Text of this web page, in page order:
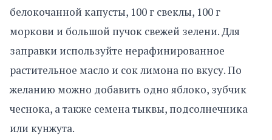
белокочанной капусты, 100 г свеклы, 100 г
моркови и большой пучок свежей зелени. Для
заправки используйте нерафинированное
растительное масло и сок лимона по вкусу. По
желанию можно добавить одно яблоко, зубчик
чеснока, а также семена тыквы, подсолнечника
или кунжута.